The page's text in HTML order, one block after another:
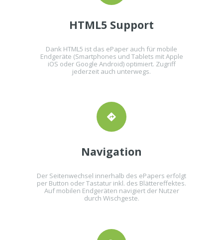
HTML5 Support
Dank HTML5 ist das ePaper auch für mobile
Endgeräte (Smartphones und Tablets mit Apple
iOS oder Google Android) optimiert. Zugriff
jederzeit auch unterwegs.
Navigation
Der Seitenwechsel innerhalb des ePapers erfolgt
per Button oder Tastatur inkl. des Blättereffektes.
Auf mobilen Endgeräten navigiert der Nutzer
durch Wischgeste.